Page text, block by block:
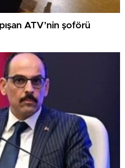
ATV’nin şoförü